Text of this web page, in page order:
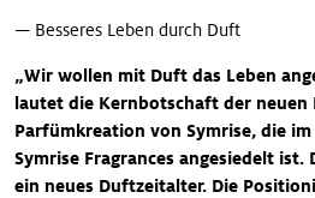
— Besseres Leben durch Duft
„Wir wollen mit Duft das Leben
lautet die Kernbotschaft der neuen
Parfümkreation von Symrise, die
Symrise Fragrances angesiedelt
ein neues Duftzeitalter. Die